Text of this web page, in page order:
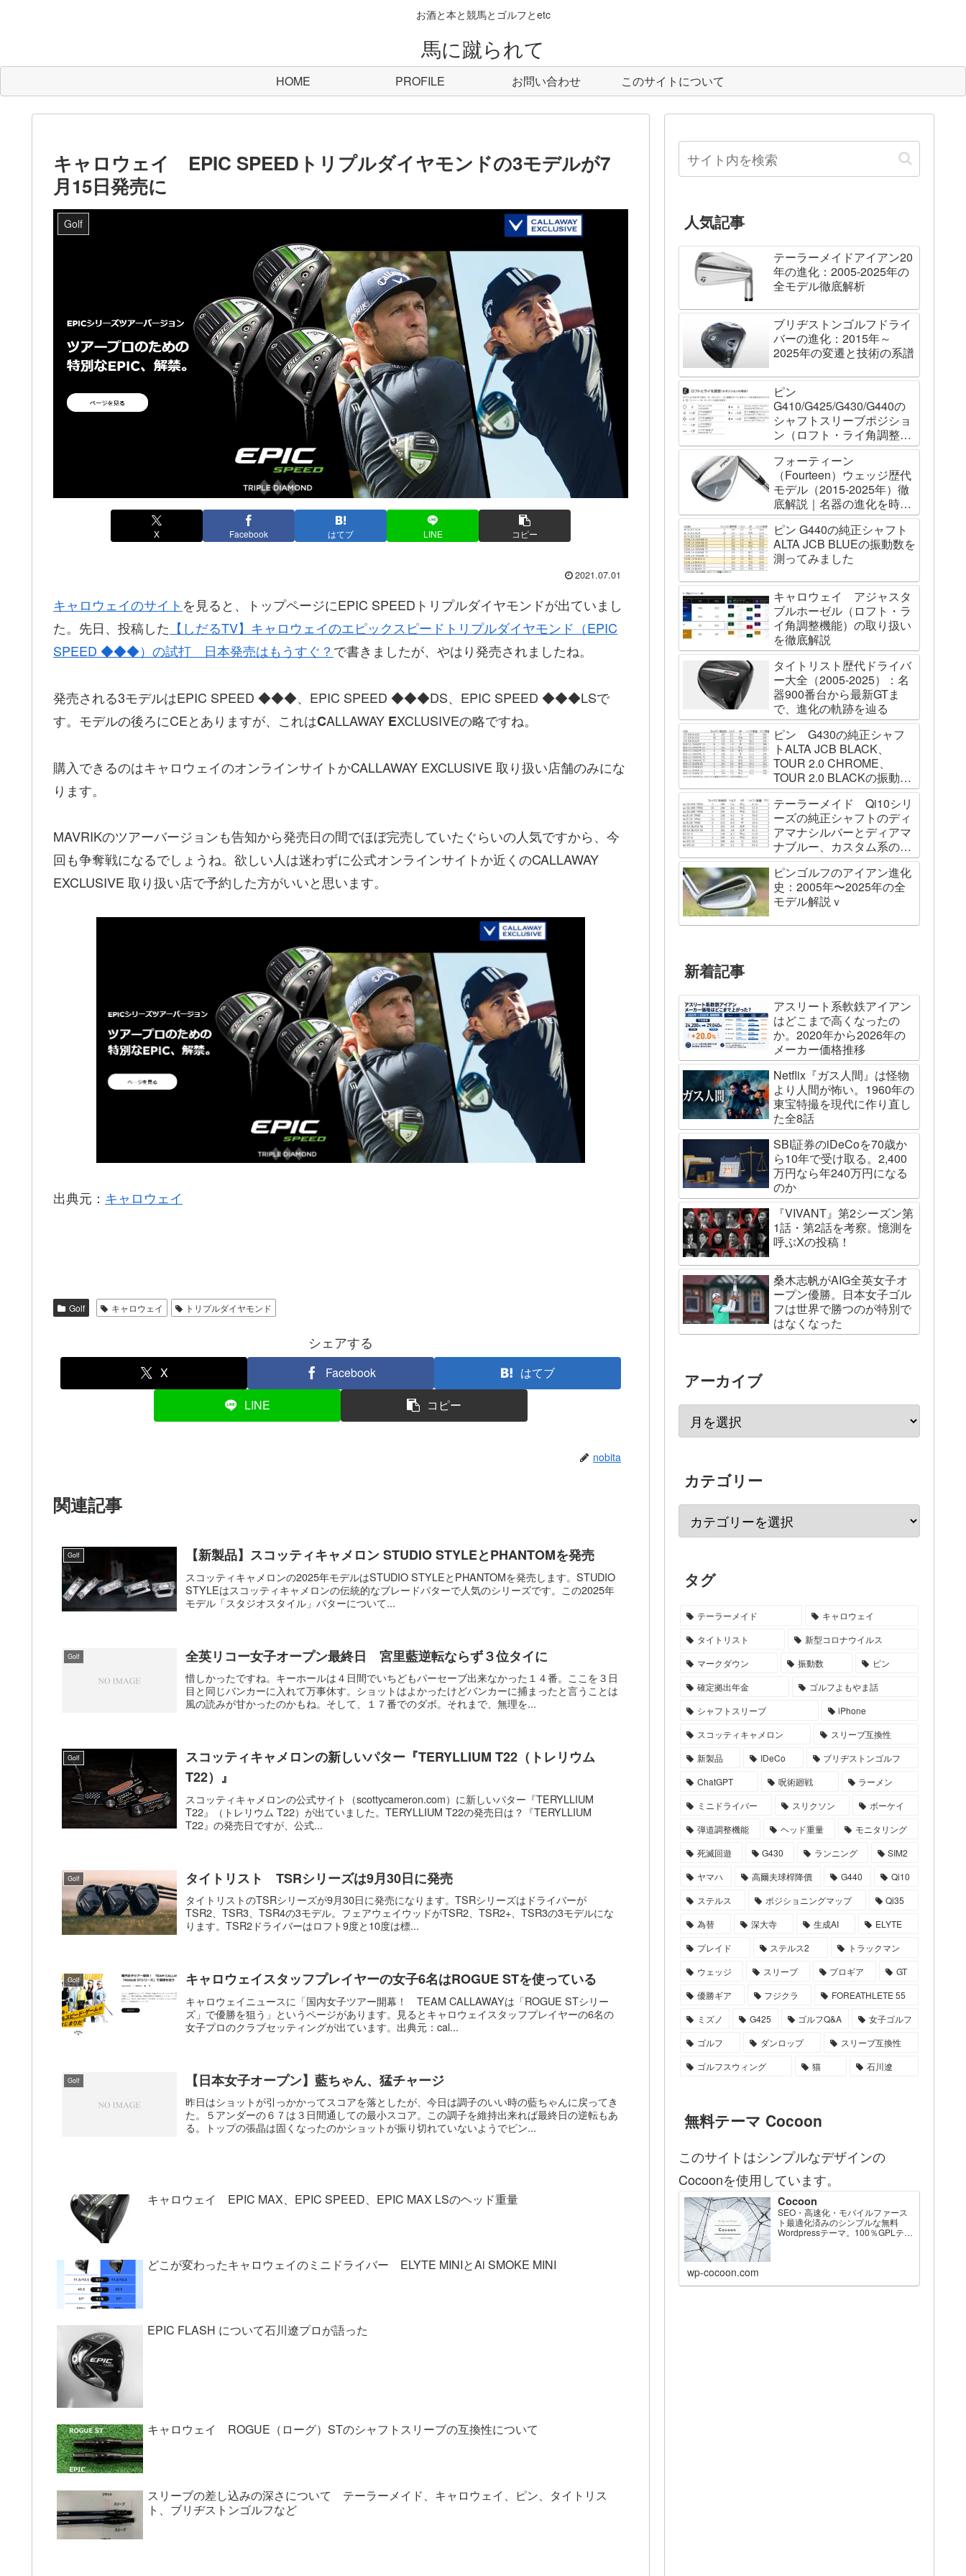
お酒と本と競馬とゴルフとetc
馬に蹴られて
HOME PROFILE お問い合わせ このサイトについて
キャロウェイ EPIC SPEEDトリプルダイヤモンドの3モデルが7
月15日発売に
Golf
X Facebook はてブ LINE コピー
2021.07.01
キャロウェイのサイト を見ると、トップページにEPIC SPEEDトリプルダイヤモンドが出ていまし
た。先日、投稿した 【しだるTV】キャロウェイのエピックスピードトリプルダイヤモンド（EPIC
SPEED ◆◆◆）の試打 日本発売はもうすぐ？ で書きましたが、やはり発売されましたね。
発売される3モデルはEPIC SPEED ◆◆◆、EPIC SPEED ◆◆◆DS、EPIC SPEED ◆◆◆LSで
す。モデルの後ろにCEとありますが、これはCALLAWAY EXCLUSIVEの略ですね。
購入できるのはキャロウェイのオンラインサイトかCALLAWAY EXCLUSIVE 取り扱い店舗のみにな
ります。
MAVRIKのツアーバージョンも告知から発売日の間でほぼ完売していたぐらいの人気ですから、今
回も争奪戦になるでしょうね。欲しい人は迷わずに公式オンラインサイトか近くのCALLAWAY
EXCLUSIVE 取り扱い店で予約した方がいいと思います。
出典元： キャロウェイ
Golf キャロウェイ トリプルダイヤモンド
シェアする
X Facebook
はてブ
LINE
コピー
nobita
関連記事
Golf 【新製品】スコッティキャメロン STUDIO STYLEとPHANTOMを発売
スコッティキャメロンの2025年モデルはSTUDIO STYLEとPHANTOMを発売します。STUDIO
STYLEはスコッティキャメロンの伝統的なブレードパターで人気のシリーズです。この2025年
モデル「スタジオスタイル」パターについて...
Golf 全英リコー女子オープン最終日 宮里藍逆転ならず３位タイに
惜しかったですね。キーホールは４日間でいちどもパーセーブ出来なかった１４番。ここを３日
目と同じバンカーに入れて万事休す。ショットはよかったけどバンカーに捕まったと言うことは
風の読みが甘かったのかもね。そして、１７番でのダボ。それまで、無理を...
Golf
スコッティキャメロンの新しいパター『TERYLLIUM T22（トレリウム
T22）』
スコッティキャメロンの公式サイト（scottycameron.com）に新しいパター『TERYLLIUM
T22』（トレリウム T22）が出ていました。TERYLLIUM T22の発売日は？『TERYLLIUM
T22』の発売日ですが、公式...
Golf タイトリスト TSRシリーズは9月30日に発売
タイトリストのTSRシリーズが9月30日に発売になります。TSRシリーズはドライバーが
TSR2、TSR3、TSR4の3モデル。フェアウェイウッドがTSR2、TSR2+、TSR3の3モデルにな
ります。TSR2ドライバーはロフト9度と10度は標...
Golf キャロウェイスタッフプレイヤーの女子6名はROGUE STを使っている
キャロウェイニュースに「国内女子ツアー開幕！ TEAM CALLAWAYは「ROGUE STシリー
ズ」で優勝を狙う」というページがあります。見るとキャロウェイスタッフプレイヤーの6名の
女子プロのクラブセッティングが出ています。出典元：cal...
Golf 【日本女子オープン】藍ちゃん、猛チャージ
昨日はショットが引っかかってスコアを落としたが、今日は調子のいい時の藍ちゃんに戻ってき
た。５アンダーの６７は３日間通しての最小スコア。この調子を維持出来れば最終日の逆転もあ
る。トップの張晶は固くなったのかショットが振り切れていないようでピン...
キャロウェイ EPIC MAX、EPIC SPEED、EPIC MAX LSのヘッド重量
どこが変わったキャロウェイのミニドライバー ELYTE MINIとAi SMOKE MINI
EPIC FLASH について石川遼プロが語った
キャロウェイ ROGUE（ローグ）STのシャフトスリーブの互換性について
スリーブの差し込みの深さについて テーラーメイド、キャロウェイ、ピン、タイトリス
ト、ブリヂストンゴルフなど
人気記事
テーラーメイドアイアン20
年の進化：2005-2025年の
全モデル徹底解析
ブリヂストンゴルフドライ
バーの進化：2015年～
2025年の変遷と技術の系譜
ピン
G410/G425/G430/G440の
シャフトスリーブポジショ
ン（ロフト・ライ角調整機
能）について
フォーティーン
（Fourteen）ウェッジ歴代
モデル（2015-2025年）徹
底解説｜名器の進化を時系
列で辿る
ピン G440の純正シャフト
ALTA JCB BLUEの振動数を
測ってみました
キャロウェイ アジャスタ
ブルホーゼル（ロフト・ラ
イ角調整機能）の取り扱い
を徹底解説
タイトリスト歴代ドライバ
ー大全（2005-2025）：名
器900番台から最新GTま
で、進化の軌跡を辿る
ピン G430の純正シャフ
トALTA JCB BLACK、
TOUR 2.0 CHROME、
TOUR 2.0 BLACKの振動数
を測ってみました
テーラーメイド Qi10シリ
ーズの純正シャフトのディ
アマナシルバーとディアマ
ナブルー、カスタム系の
SPEEDER NK BLACK、
TOUR AD VF、Diamana
WBの振動数を測ってみた
ピンゴルフのアイアン進化
史：2005年〜2025年の全
モデル解説ｖ
新着記事
アスリート系軟鉄アイアン
はどこまで高くなったの
か。2020年から2026年の
メーカー価格推移
Netflix『ガス人間』は怪物
より人間が怖い。1960年の
東宝特撮を現代に作り直し
た全8話
SBI証券のiDeCoを70歳か
ら10年で受け取る。2,400
万円なら年240万円になる
のか
『VIVANT』第2シーズン第
1話・第2話を考察。憶測を
呼ぶXの投稿！
桑木志帆がAIG全英女子オ
ープン優勝。日本女子ゴル
フは世界で勝つのが特別で
はなくなった
アーカイブ
カテゴリー
タグ
テーラーメイド
キャロウェイ
タイトリスト
新型コロナウイルス
マークダウン
振動数
ピン
確定拠出年金
ゴルフよもやま話
シャフトスリーブ
iPhone
スコッティキャメロン
スリーブ互換性
新製品
IDeCo
ブリヂストンゴルフ
ChatGPT
呪術廻戦
ラーメン
ミニドライバー
スリクソン
ボーケイ
弾道調整機能
ヘッド重量
モニタリング
死滅回遊
G430 ランニング
SIM2
ヤマハ
高爾夫球桿降價 G440
Qi10
ステルス
ポジショニングマップ
Qi35
為替
深大寺 生成AI
ELYTE
プレイド
ステルス2
トラックマン
ウェッジ
スリーブ プロギア
GT
優勝ギア
フジクラ
FOREATHLETE 55
ミズノ
G425 ゴルフQ&A
女子ゴルフ
ゴルフ
ダンロップ
スリーブ互換性
ゴルフスウィング
猫 石川遼
無料テーマ Cocoon
このサイトはシンプルなデザインの
Cocoonを使用しています。
Cocoon
SEO・高速化・モバイルファース
ト最適化済みのシンプルな無料
Wordpressテーマ。100％GPLテー
wp-cocoon.com